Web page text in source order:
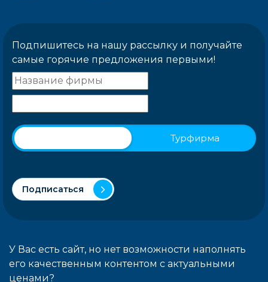
Подпишитесь на нашу рассылку и получайте
самые горячие предложения первыми!
Турфирма
Подписаться
У Вас есть сайт, но нет возможности наполнять
его качественным контентом с актуальными
ценами?